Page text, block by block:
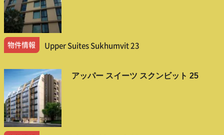
物件情報 Upper Suites Sukhumvit 23
アッパー スイーツ スクンビット 25